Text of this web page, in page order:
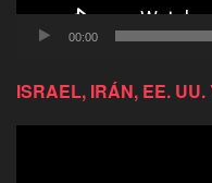
00:00
ISRAEL, IRÁN, EE.